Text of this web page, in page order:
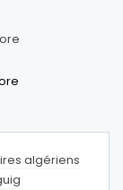
algériens